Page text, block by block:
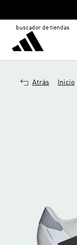
buscador de tiendas
Atrás Inicio